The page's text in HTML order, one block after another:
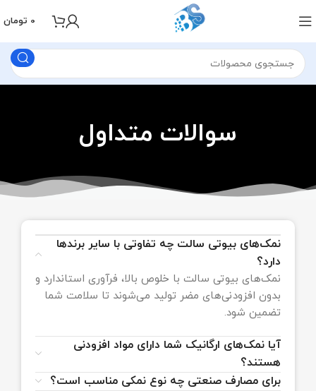
0 تومان
سوالات متداول
نمک‌های بیوتی سالت چه تفاوتی با سایر برندها
دارد؟
نمک‌های بیوتی سالت با خلوص بالا، فرآوری استاندارد و
بدون افزودنی‌های مضر تولید می‌شوند تا سلامت شما
تضمین شود.
آیا نمک‌های ارگانیک شما دارای مواد افزودنی
هستند؟
برای مصارف صنعتی چه نوع نمکی مناسب است؟